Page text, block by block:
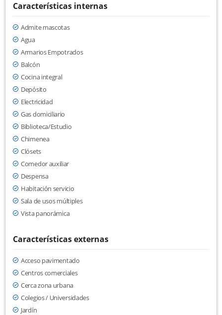
Características internas
Admite mascotas
Agua
Armarios Empotrados
Balcón
Cocina integral
Depósito
Electricidad
Gas domiciliario
Biblioteca/Estudio
Chimenea
Clósets
Comedor auxiliar
Despensa
Habitación servicio
Sala de usos múltiples
Vista panorámica
Características externas
Acceso pavimentado
Centros comerciales
Cerca zona urbana
Colegios / Universidades
Jardín